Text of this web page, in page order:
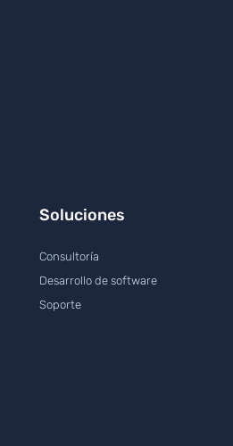
Soluciones
Consultoría
Desarrollo de software
Soporte